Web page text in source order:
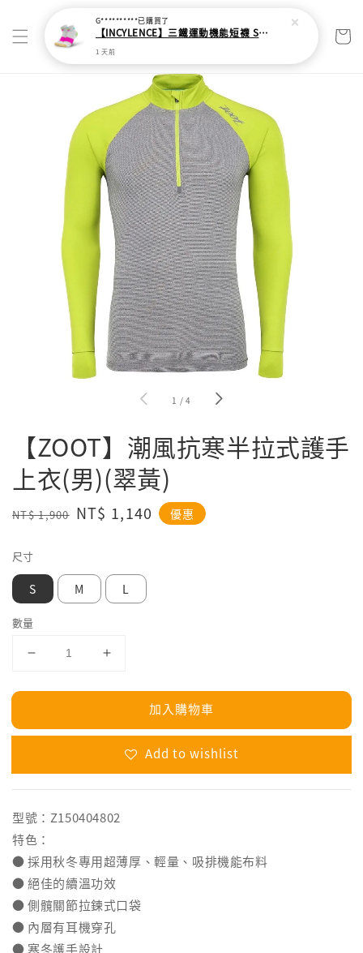
1 /4
【ZOOT】潮風抗寒半拉式護手
上衣(男)(翠黃)
Regular
NT$ 1,900 Sale
NT$ 1,140 優惠
尺寸
S M L
數量
加入購物車
Add to wishlist
型號：Z150404802
特色：
● 採用秋冬專用超薄厚、輕量、吸排機能布料
● 絕佳的續溫功效
● 側髖關節拉鍊式口袋
● 內層有耳機穿孔
● 寒冬護手設計
G**********已購買了
【INCYLENCE】三鐵運動機能短襪 Strikes Short White Pink
1 天前